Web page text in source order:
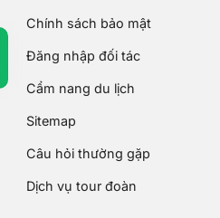
Chính sách bảo mật
Đăng nhập đối tác
Cẩm nang du lịch
Sitemap
Câu hỏi thường gặp
Dịch vụ tour đoàn